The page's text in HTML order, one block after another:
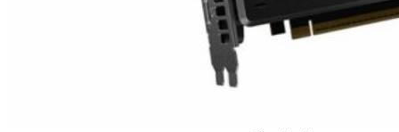
کد پردازنده گرافیکی
معماری پردازنده گرافیکی